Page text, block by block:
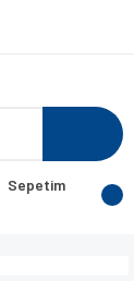
Sepetim